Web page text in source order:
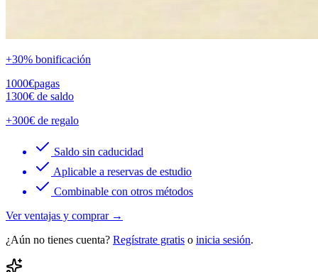
+30% bonificación
1000€pagas
1300€ de saldo
+300€ de regalo
Saldo sin caducidad
Aplicable a reservas de estudio
Combinable con otros métodos
Ver ventajas y comprar →
¿Aún no tienes cuenta? Regístrate gratis o inicia sesión.